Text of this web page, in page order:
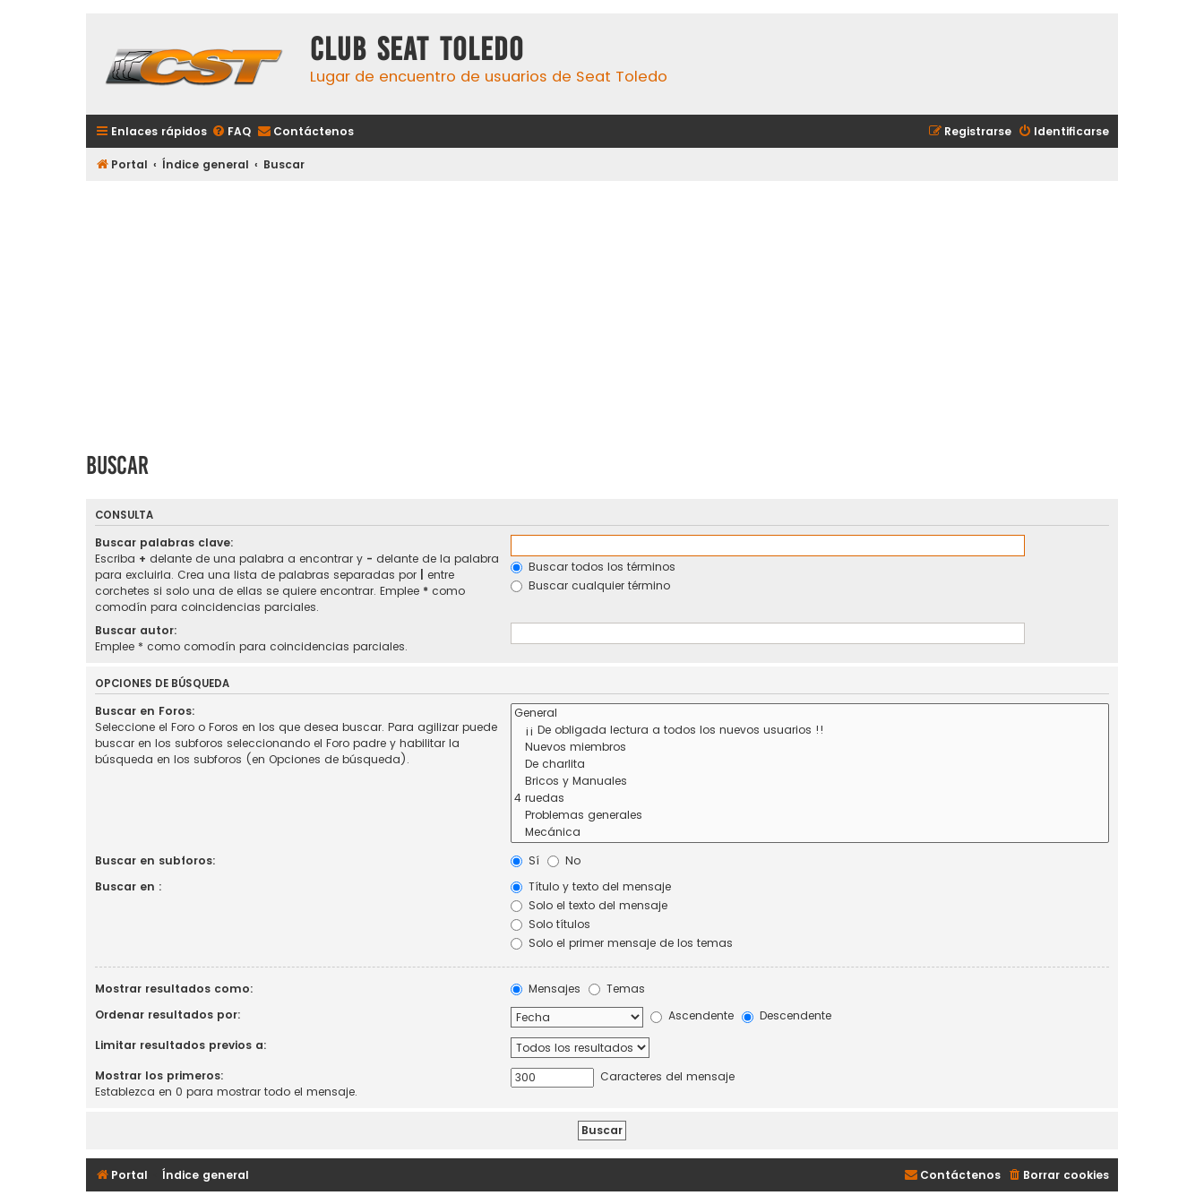
Club Seat Toledo
Lugar de encuentro de usuarios de Seat Toledo
Enlaces rápidos FAQ Contáctenos Identificarse
Registrarse
Portal Índice general Buscar
Buscar
CONSULTA
Buscar palabras clave:
Escriba + delante de una palabra a encontrar y - delante de la palabra
para excluirla. Crea una lista de palabras separadas por
entre
corchetes si solo una de ellas se quiere encontrar. Emplee * como
comodín para coincidencias parciales.
Buscar todos los términos
Buscar cualquier término
Buscar autor:
Emplee * como comodín para coincidencias parciales.
OPCIONES DE BÚSQUEDA
Buscar en Foros:
Seleccione el Foro o Foros en los que desea buscar. Para agilizar puede
buscar en los subforos seleccionando el Foro padre y habilitar la
búsqueda en los subforos (en Opciones de búsqueda).
Buscar en subforos: Sí
No
Buscar en :
Título y texto del mensaje
Solo el texto del mensaje
Solo títulos
Solo el primer mensaje de los temas
Mostrar resultados como: Mensajes
Temas
Ordenar resultados por:
Ascendente
Descendente
Limitar resultados previos a:
Mostrar los primeros:
Establezca en 0 para mostrar todo el mensaje.
Caracteres del mensaje
Portal Índice general Borrar cookies
Contáctenos